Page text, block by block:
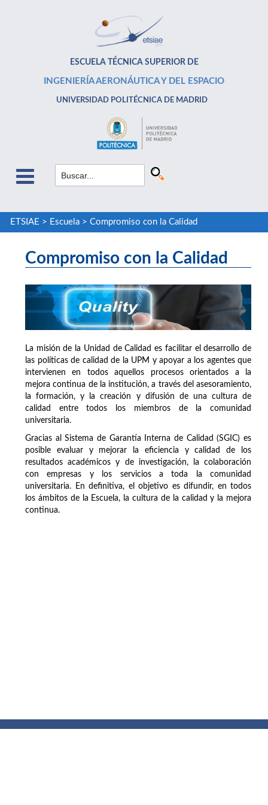
ESCUELA TÉCNICA SUPERIOR DE
INGENIERÍA AERONÁUTICA Y DEL ESPACIO
UNIVERSIDAD POLITÉCNICA DE MADRID
ETSIAE > Escuela> Compromiso con la Calidad
Compromiso con la Calidad
La misión de la Unidad de Calidad es facilitar el desarrollo de
las políticas de calidad de la UPM y apoyar a los agentes que
intervienen en todos aquellos procesos orientados a la
mejora continua de la institución, a través del asesoramiento,
la formación, y la creación y difusión de una cultura de
calidad entre todos los miembros de la comunidad
universitaria.
Gracias al Sistema de Garantía Interna de Calidad (SGIC) es
posible evaluar y mejorar la eficiencia y calidad de los
resultados académicos y de investigación, la colaboración
con empresas y los servicios a toda la comunidad
universitaria. En definitiva, el objetivo es difundir, en todos
los ámbitos de la Escuela, la cultura de la calidad y la mejora
continua.